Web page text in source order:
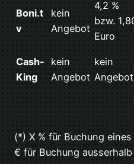
Boni.t
v
kein
Angebot
4,2 %
bzw.
Euro
Cash-
King
kein
Angebot
kein
Angebot
(*) X % für Buchung
€ für Buchung ausserhalb